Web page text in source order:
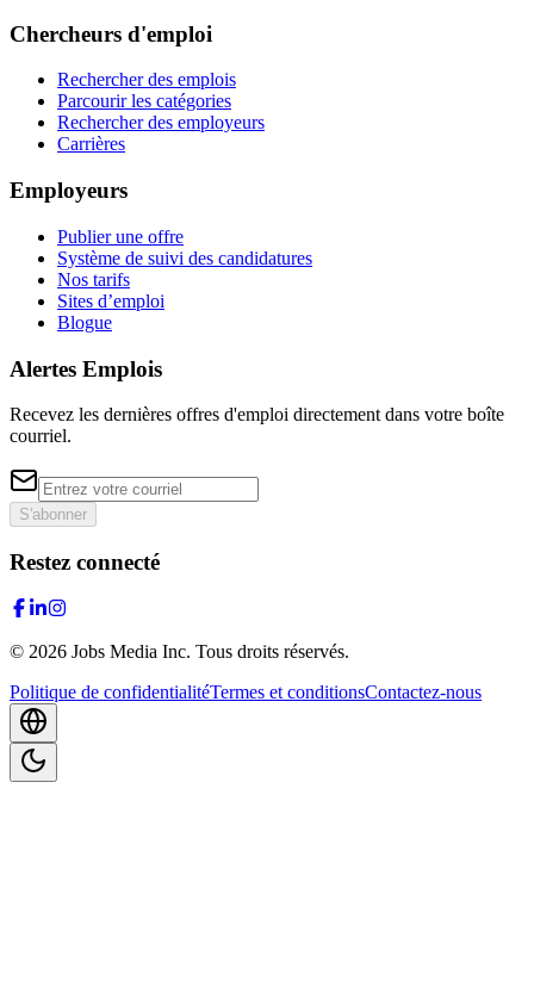
Chercheurs d'emploi
Rechercher des emplois
Parcourir les catégories
Rechercher des employeurs
Carrières
Employeurs
Publier une offre
Système de suivi des candidatures
Nos tarifs
Sites d’emploi
Blogue
Alertes Emplois
Recevez les dernières offres d'emploi directement dans votre boîte
courriel.
S'abonner
Restez connecté
© 2026 Jobs Media Inc. Tous droits réservés.
Politique de confidentialitéTermes et conditionsContactez-nous